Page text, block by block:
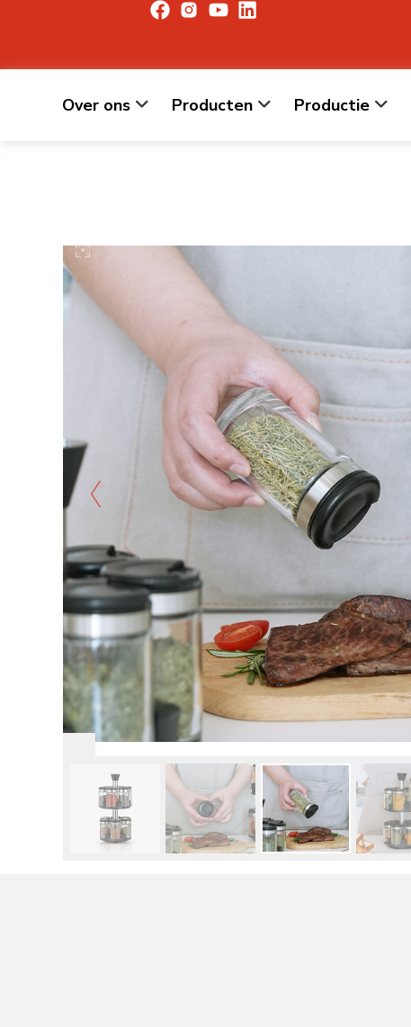
Over ons Producten Productie